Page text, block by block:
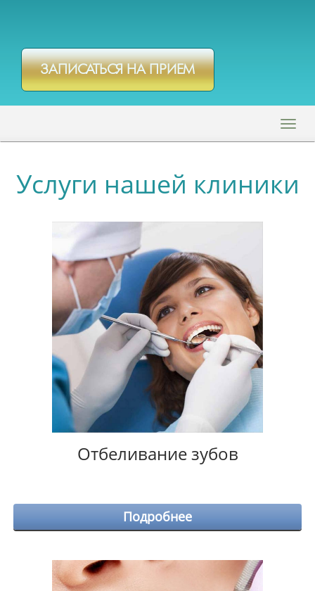
ЗАПИСАТЬСЯ НА ПРИЕМ
Услуги нашей клиники
Отбеливание зубов
Подробнее